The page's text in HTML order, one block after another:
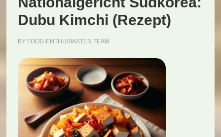
Dubu Kimchi (Rezept)
BY FOOD-ENTHUSIASTEN TEAM